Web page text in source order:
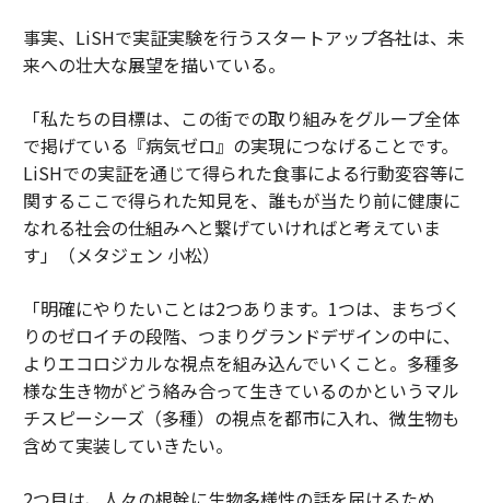
事実、LiSHで実証実験を行うスタートアップ各社は、未
来への壮大な展望を描いている。
「私たちの目標は、この街での取り組みをグループ全体
で掲げている『病気ゼロ』の実現につなげることです。
LiSHでの実証を通じて得られた食事による行動変容等に
関するここで得られた知見を、誰もが当たり前に健康に
なれる社会の仕組みへと繋げていければと考えていま
す」（メタジェン 小松）
「明確にやりたいことは2つあります。1つは、まちづく
りのゼロイチの段階、つまりグランドデザインの中に、
よりエコロジカルな視点を組み込んでいくこと。多種多
様な生き物がどう絡み合って生きているのかというマル
チスピーシーズ（多種）の視点を都市に入れ、微生物も
含めて実装していきたい。